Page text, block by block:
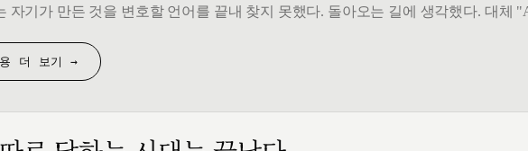
자기가 만든 것을 변호할 언어를 끝내 찾지 못했다. 돌아오는 길에 생각했다. 대체
더 보기 →